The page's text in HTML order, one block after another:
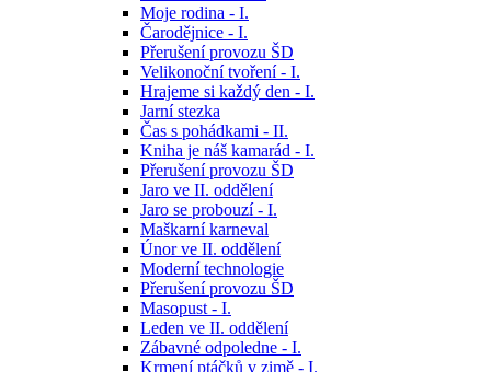
Moje rodina - I.
Čarodějnice - I.
Přerušení provozu ŠD
Velikonoční tvoření - I.
Hrajeme si každý den - I.
Jarní stezka
Čas s pohádkami - II.
Kniha je náš kamarád - I.
Přerušení provozu ŠD
Jaro ve II. oddělení
Jaro se probouzí - I.
Maškarní karneval
Únor ve II. oddělení
Moderní technologie
Přerušení provozu ŠD
Masopust - I.
Leden ve II. oddělení
Zábavné odpoledne - I.
Krmení ptáčků v zimě - I.